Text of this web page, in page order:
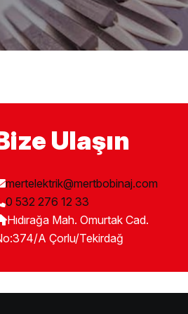
Ulaşın
mertelektrik@mertbobinaj.com
0 532 276 12 33
Hıdırağa Mah. Omurtak Cad.
A Çorlu/Tekirdağ